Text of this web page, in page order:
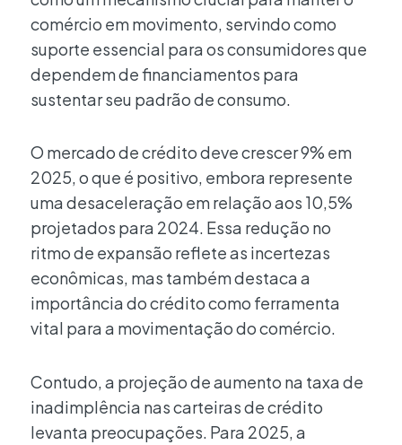
comércio em movimento, servindo como
suporte essencial para os consumidores que
dependem de financiamentos para
sustentar seu padrão de consumo.
O mercado de crédito deve crescer 9% em
2025, o que é positivo, embora represente
uma desaceleração em relação aos 10,5%
projetados para 2024. Essa redução no
ritmo de expansão reflete as incertezas
econômicas, mas também destaca a
importância do crédito como ferramenta
vital para a movimentação do comércio.
Contudo, a projeção de aumento na taxa de
inadimplência nas carteiras de crédito
levanta preocupações. Para 2025, a